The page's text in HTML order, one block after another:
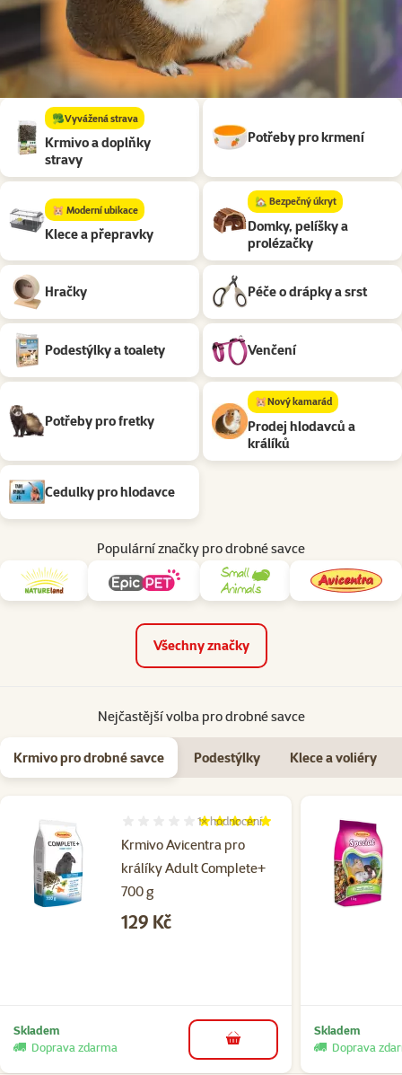
Podkategorie
🥦Vyvážená strava
Krmivo a doplňky
stravy
Potřeby pro krmení
🐹 Moderní ubikace
Klece a přepravky
🏡 Bezpečný úkryt
Domky, pelíšky a
prolézačky
Hračky Péče o drápky a srst
Podestýlky a toalety Venčení
Potřeby pro fretky
🐹Nový kamarád
Prodej hlodavců a
králíků
Cedulky pro hlodavce
Populární značky pro drobné savce
Všechny značky
Nejčastější volba pro drobné savce
Krmivo pro drobné savce Podestýlky Klece a voliéry
Krmivo Avicentra pro
králíky Adult Complete+
700 g
Hodnocení 100%, počet hodnocení: 1
1×hodnocení
Cena
129 Kč
Skladem
Doprava zdarma
do košíku
Skladem
Doprava